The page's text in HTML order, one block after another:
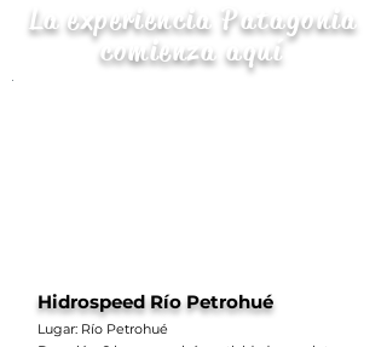
La experiencia Patagonia
comienza aquí
Hidrospeed Río Petrohué
Lugar: Río Petrohué